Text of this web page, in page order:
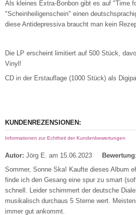
Als kleines Extra-Bonbon gibt es auf "Time
"Scheinheiligenschein" einen
diese Antidepressiva braucht man kein
Die LP erscheint limitiert auf 500 Stück,
Vinyl!
CD in der Erstauflage (1000 Stück) als
KUNDENREZENSIONEN:
Informationen zur Echtheit der Kundenbewertungen
Autor: Jörg E. am 15.06.2023
Bewertung:
Sommer, Sonne Ska! Kaufte dieses Album
finde ich den Gesang eine spur zu smart
schnell. Leider schimmert der deutsche
musikalisch durchaus 5 Sterne wert.
immer gut ankommt.